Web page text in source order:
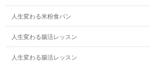
人生変わる米粉食パン
人生変わる腸活レッスン
人生変わる腸活レッスン